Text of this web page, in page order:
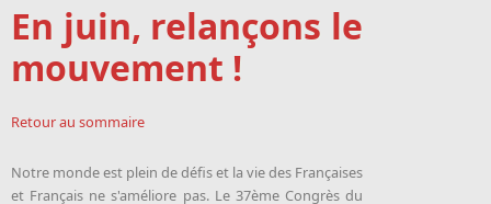
En juin, relançons le
mouvement !
Retour au sommaire
Notre monde est plein de dé­fis et la vie des Fran­çaises
et Fran­çais ne s'améliore pas. Le 37ème Congrès du